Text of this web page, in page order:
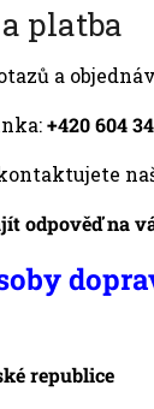
platba
a
+420 604
odpověď na
republice